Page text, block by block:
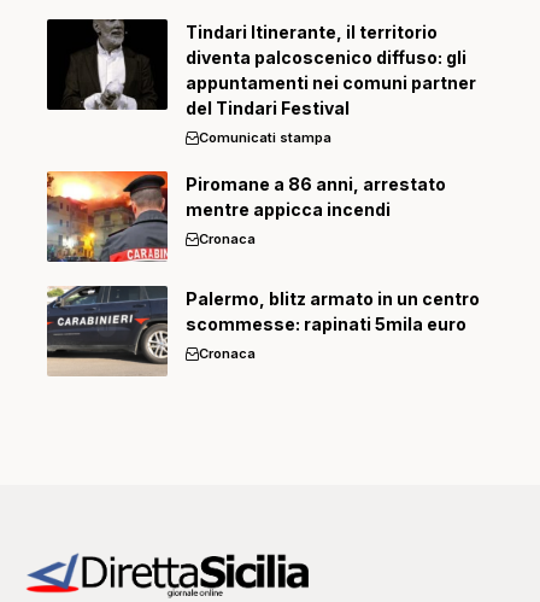
Tindari Itinerante, il territorio
diventa palcoscenico diffuso: gli
appuntamenti nei comuni partner
del Tindari Festival
Comunicati stampa
Piromane a 86 anni, arrestato
mentre appicca incendi
Cronaca
Palermo, blitz armato in un centro
scommesse: rapinati 5mila euro
Cronaca